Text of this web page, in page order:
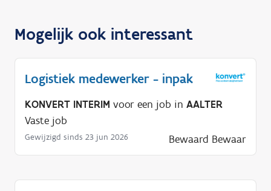
Mogelijk ook interessant
Logistiek medewerker - inpak
KONVERT INTERIM voor een job in AALTER
Vaste job
Gewijzigd sinds 23 jun 2026 Bewaard Bewaar